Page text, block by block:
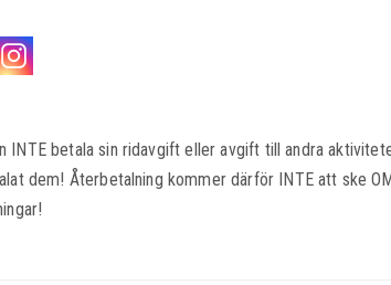
INTE betala sin ridavgift eller avgift till andra
dem! Återbetalning kommer därför INTE att ske